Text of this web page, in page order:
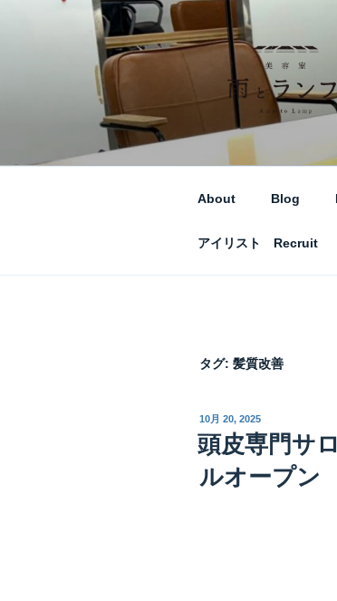
キ
美容室
札幌市西区琴似の【
About Blog
アイリスト Recruit
タグ: 髪質改善
投
稿
日:
10月 20, 2025
頭皮専門サ
ルオープン